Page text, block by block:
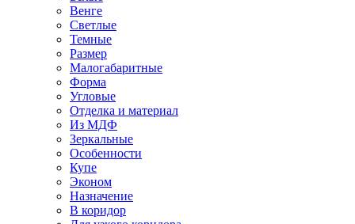
Венге
Светлые
Темные
Размер
Малогабаритные
Форма
Угловые
Отделка и материал
Из МДФ
Зеркальные
Особенности
Купе
Эконом
Назначение
В коридор